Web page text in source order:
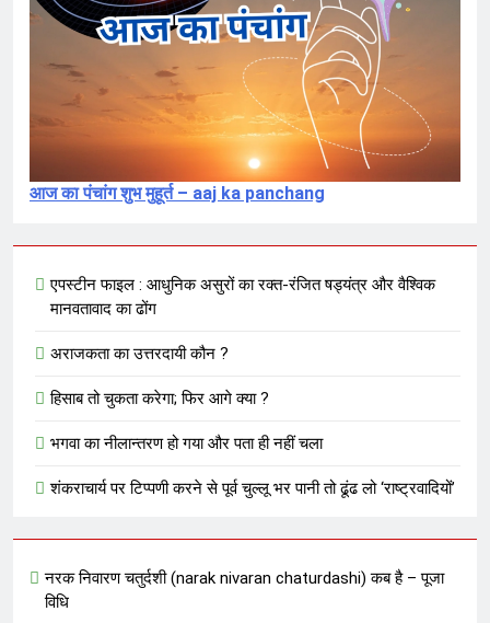
आज का पंचांग शुभ मुहूर्त – aaj ka panchang
एपस्टीन फाइल : आधुनिक असुरों का रक्त-रंजित षड्यंत्र और वैश्विक
मानवतावाद का ढोंग
अराजकता का उत्तरदायी कौन ?
हिसाब तो चुकता करेगा; फिर आगे क्या ?
भगवा का नीलान्तरण हो गया और पता ही नहीं चला
शंकराचार्य पर टिप्पणी करने से पूर्व चुल्लू भर पानी तो ढूंढ लो ‘राष्ट्रवादियों’
नरक निवारण चतुर्दशी (narak nivaran chaturdashi) कब है – पूजा
विधि